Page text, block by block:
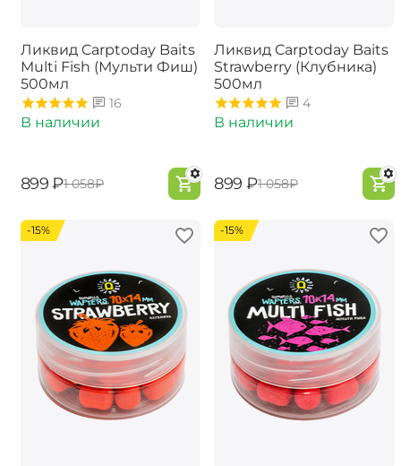
Ликвид Carptoday Baits
Multi Fish (Мульти Фиш)
500мл
16
В наличии
‍899‍ ₽‍1 058‍₽
Ликвид Carptoday Baits
Strawberry (Клубника)
500мл
4
В наличии
‍899‍ ₽‍1 058‍₽
-15% -15%